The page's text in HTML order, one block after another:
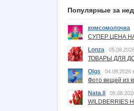
Популярные за
комсомолочка
СУПЕР ЦЕНА
Lonza
ТОВАРЫ ДЛЯ
Olgs
04.08.2026
Фото вещей из
Nata.li